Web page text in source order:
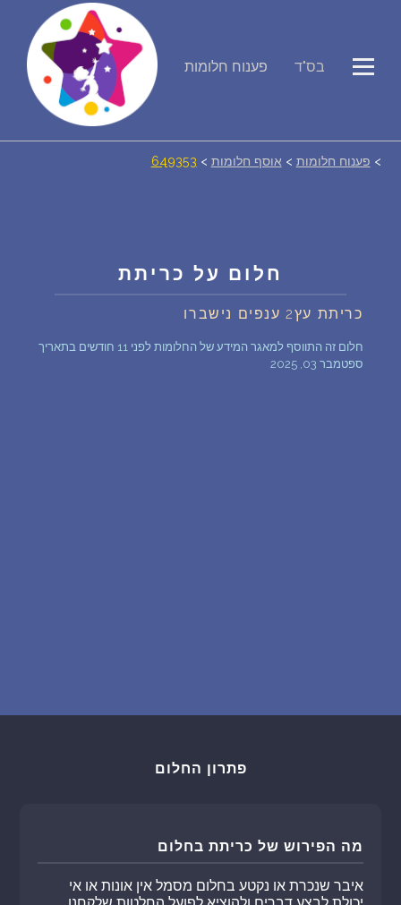
פענוח חלומות בס"ד
פירוש חלומות
סמלים בחלום
חלומות נפוצים
רכישת אוצר החלומות
> פענוח חלומות > אוסף חלומות >
649353
חלום על כריתת
כריתת עץ2 ענפים נישברו
חלום זה התווסף למאגר המידע של החלומות לפני 11 חודשים בתאריך
ספטמבר 03, 2025
פתרון החלום
מה הפירוש של כריתת בחלום
איבר שנכרת או נקטע בחלום מסמל אין אונות או אי